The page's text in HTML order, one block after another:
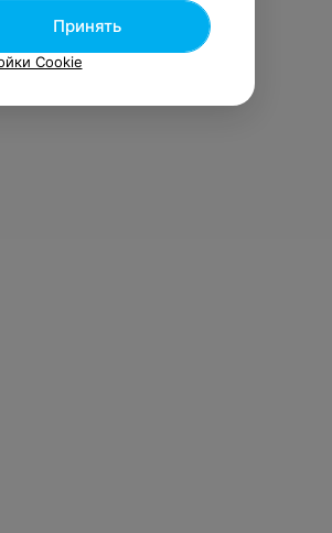
Принять
Cookie